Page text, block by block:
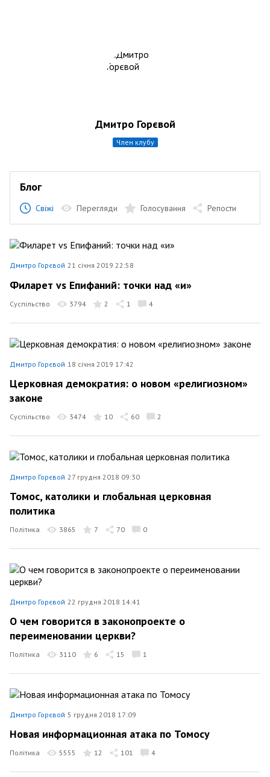
Дмитро Горєвой
член клубу
Блог
Свіжі Перегляди Голосування Репости
Дмитро Горєвой 21 січня 2019 22:58
Филарет vs Епифаний: точки над «и»
Суспільство 3794 2 1 4
Дмитро Горєвой 18 січня 2019 17:42
Церковная демократия: о новом «религиозном»
законе
Суспільство 3474 10 60 2
Дмитро Горєвой 27 грудня 2018 09:30
Томос, католики и глобальная церковная
политика
Політика 3865 7 70 0
Дмитро Горєвой 22 грудня 2018 14:41
О чем говорится в законопроекте о
переименовании церкви?
Політика 3110 6 15 1
Дмитро Горєвой 5 грудня 2018 17:09
Новая информационная атака по Томосу
Політика 5555 12 101 4